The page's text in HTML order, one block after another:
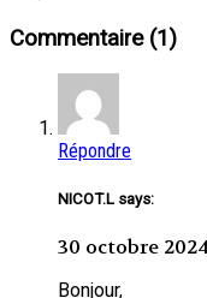
Commentaire (1)
Répondre
NICOT.L says:
30 octobre
Bonjour,